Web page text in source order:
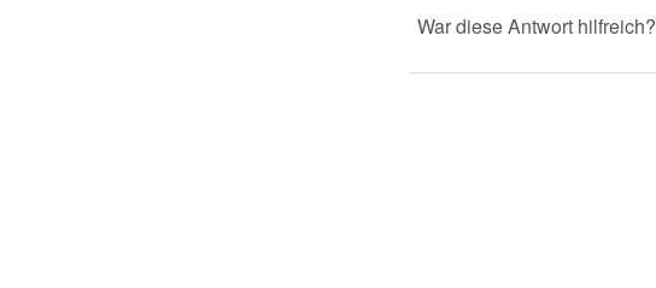
War diese Antwort hilfreich?